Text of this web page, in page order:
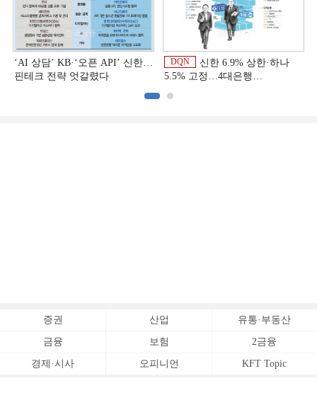
‘AI 상담’ KB·‘오픈 API’ 신한…
핀테크 전략 엇갈렸다
DQN
신한 6.9% 상한·하나
5.5% 고정…4대은행
증권 산업 유통·부동산
금융 보험 2금융
경제·시사 오피니언 KFT Topic